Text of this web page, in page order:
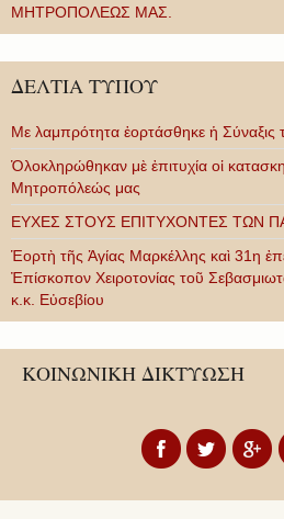
ΜΗΤΡΟΠΟΛΕΩΣ ΜΑΣ.
ΔΕΛΤΙΑ ΤΥΠΟΥ
Με λαμπρότητα ἑορτάσθηκε ἡ Σύναξις
Ὁλοκληρώθηκαν μὲ ἐπιτυχία οἱ
Μητροπόλεώς μας
ΕΥΧΕΣ ΣΤΟΥΣ ΕΠΙΤΥΧΟΝΤΕΣ ΤΩΝ
Ἑορτὴ τῆς Ἁγίας Μαρκέλλης καὶ 31η
Ἐπίσκοπον Χειροτονίας τοῦ
κ.κ. Εὐσεβίου
ΚΟΙΝΩΝΙΚΗ ΔΙΚΤΥΩΣΗ